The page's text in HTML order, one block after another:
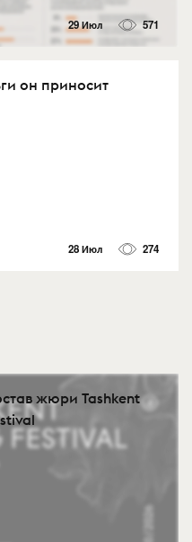
29 Июл 571
он приносит
28 Июл 274
жюри Tashkent